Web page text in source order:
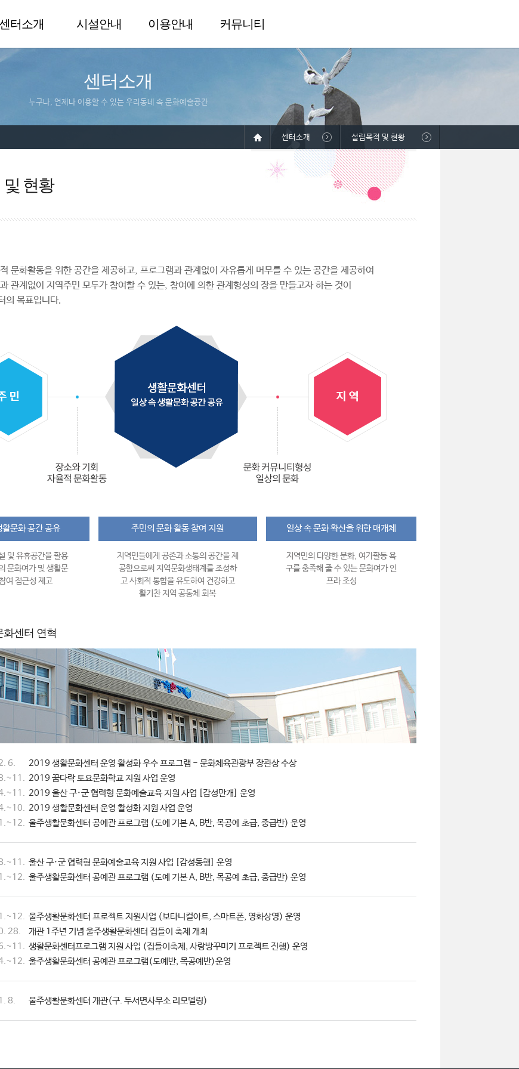
센터소개 시설안내 이용안내 커뮤니티
센터소개
누구나, 언제나 이용할 수 있는 우리동네 속 문화예술공간
센터소개 설립목적 및 현황
현황
문화활동을 위한 공간을 제공하고, 프로그램과 관계없이 자유롭게 머무를 수 있는 공간을 제공하여
관계없이 지역주민 모두가 참여할 수 있는, 참여에 의한 관계형성의 장을 만들고자 하는 것이
의 목표입니다.
활문화 공간 공유
및 유휴공간을 활용
문화여가 및 생활문
여 접근성 제고
주민의 문화 활동 참여 지원
지역민들에게 공존과 소통의 공간을 제
공함으로써 지역문화생태계를 조성하
고 사회적 통합을 유도하여 건강하고
활기찬 지역 공동체 회복
일상 속 문화 확산을 위한 매개체
지역민의 다양한 문화, 여가활동 욕
구를 충족해 줄 수 있는 문화여가 인
프라 조성
화센터 연혁
6.
2019 생활문화센터 운영 활성화 우수 프로그램 - 문화체육관광부 장관상 수상
2019 꿈다락 토요문화학교 지원 사업 운영
2019 울산 구·군 협력형 문화예술교육 지원 사업 [감성만개] 운영
2019 생활문화센터 운영 활성화 지원 사업 운영
울주생활문화센터 공예관 프로그램 (도예 기본 A, B반, 목공예 초급, 중급반) 운영
울산 구·군 협력형 문화예술교육 지원 사업 [감성동행] 운영
울주생활문화센터 공예관 프로그램 (도예 기본 A, B반, 목공예 초급, 중급반) 운영
울주생활문화센터 프로젝트 지원사업 (보타니컬아트, 스마트폰, 영화상영) 운영
28.
개관 1주년 기념 울주생활문화센터 집들이 축제 개최
생활문화센터프로그램 지원 사업 (집들이축제, 사랑방꾸미기 프로젝트 진행) 운영
울주생활문화센터 공예관 프로그램(도예반, 목공예반)운영
8. 울주생활문화센터 개관(구. 두서면사무소 리모델링)